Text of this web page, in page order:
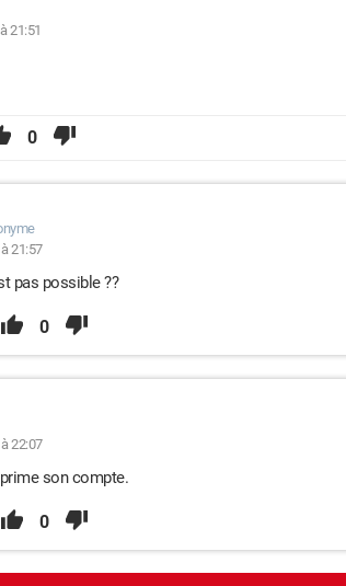
21:51
0
21:57
pas possible ??
0
22:07
son compte.
0